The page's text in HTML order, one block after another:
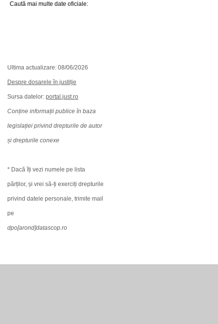
Caută mai multe date oficiale:
Ultima actualizare: 08/06/2026
Despre dosarele în justiție
Sursa datelor: portal.just.ro
Conține informații publice în baza
legislației privind drepturile de autor
și drepturile conexe
* Dacă îți vezi numele pe lista
părților, și vrei să-ți exerciți drepturile
privind datele personale, trimite mail
pe
dpo[arond]datascop.ro